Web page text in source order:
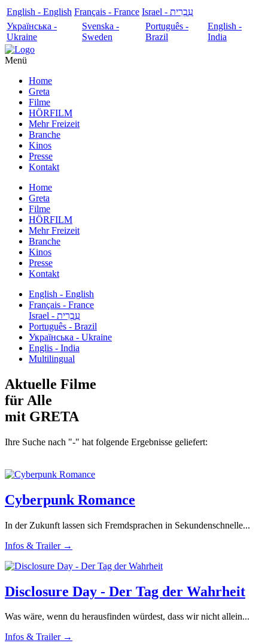
English - English Français - France
עִבְרִית - Israel
Українська -
Ukraine
Svenska -
Sweden
Português -
Brazil
English -
India
Menü
Home
Greta
Filme
HÖRFILM
Mehr Freizeit
Branche
Kinos
Presse
Kontakt
Home
Greta
Filme
HÖRFILM
Mehr Freizeit
Branche
Kinos
Presse
Kontakt
English - English
Français - France
עִבְרִית - Israel
Português - Brazil
Українська - Ukraine
Englis - India
Multilingual
Aktuelle Filme
für Alle
mit GRETA
Ihre Suche nach "-" hat folgende Ergebnisse geliefert:
Cyberpunk Romance
In der Zukunft lassen sich Fremdsprachen in Sekundenschnelle...
Infos & Trailer →
Disclosure Day - Der Tag der Wahrheit
Was wäre, wenn du herausfinden würdest, dass wir nicht allein...
Infos & Trailer →